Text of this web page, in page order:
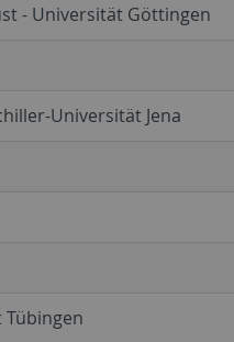
- Universität Göttingen
Universität Jena